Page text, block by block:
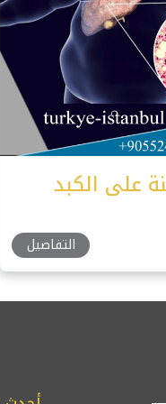
على الكبد
التفاصيل